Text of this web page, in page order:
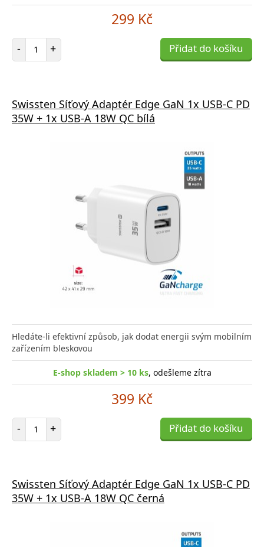
299 Kč
- Počet položek
+ Přidat do košíku
Swissten Síťový Adaptér Edge GaN 1x USB-C PD
35W + 1x USB-A 18W QC bílá
Hledáte-li efektivní způsob, jak dodat energii svým mobilním
zařízením bleskovou
E-shop skladem > 10 ks, odešleme zítra
399 Kč
- Počet položek
+ Přidat do košíku
Swissten Síťový Adaptér Edge GaN 1x USB-C PD
35W + 1x USB-A 18W QC černá